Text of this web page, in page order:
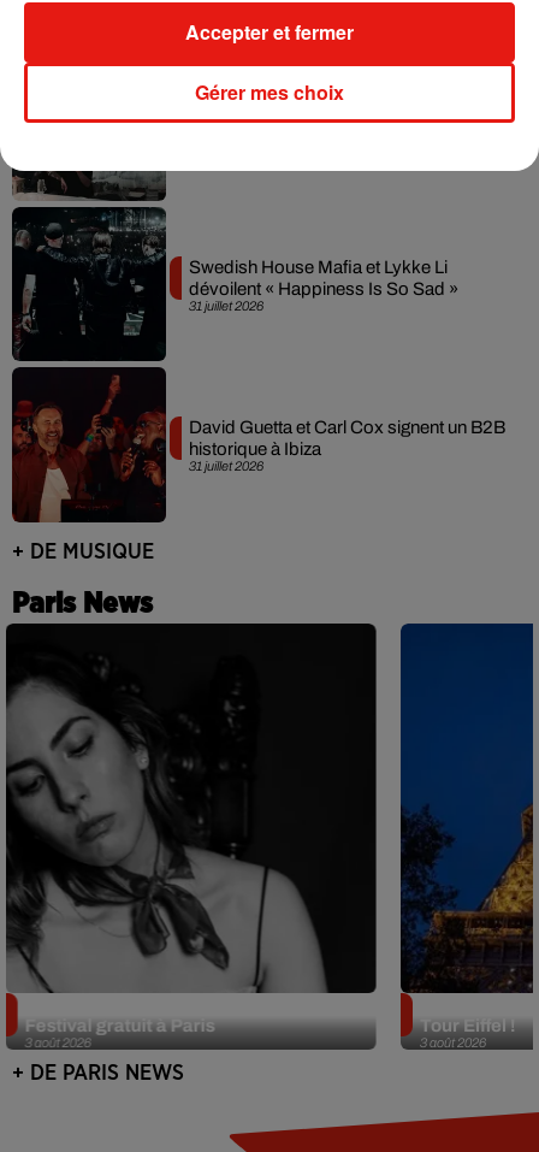
Fred again.. et Latin Mafia dévoilent enfin
leur mixtape créée en...
31 juillet 2026
Swedish House Mafia et Lykke Li
dévoilent « Happiness Is So Sad »
31 juillet 2026
David Guetta et Carl Cox signent un B2B
historique à Ibiza
+ DE MUSIQUE
Paris News
3 août 2026
Festival gratuit à Paris
3 août 2026
Tour Eiffel !
+ DE PARIS NEWS
Gérer mes choix
Accepter et fermer